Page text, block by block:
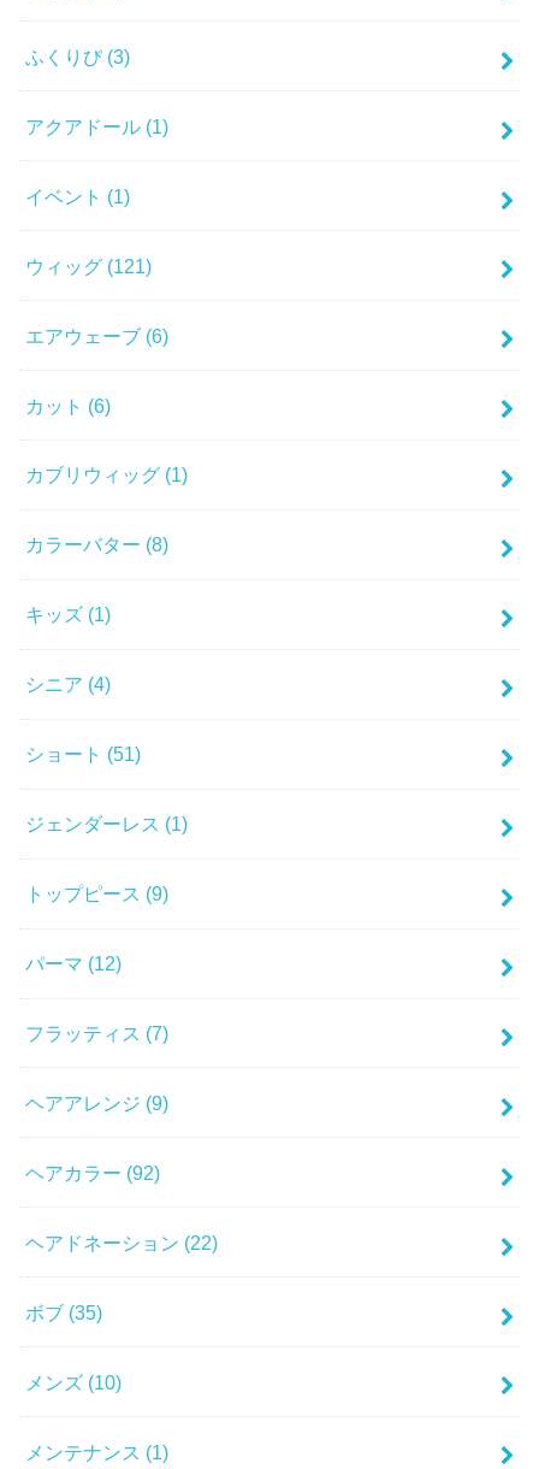
ふくりび (3)
アクアドール (1)
イベント (1)
ウィッグ (121)
エアウェーブ (6)
カット (6)
カブリウィッグ (1)
カラーバター (8)
キッズ (1)
シニア (4)
ショート (51)
ジェンダーレス (1)
トップピース (9)
パーマ (12)
フラッティス (7)
ヘアアレンジ (9)
ヘアカラー (92)
ヘアドネーション (22)
ボブ (35)
メンズ (10)
メンテナンス (1)